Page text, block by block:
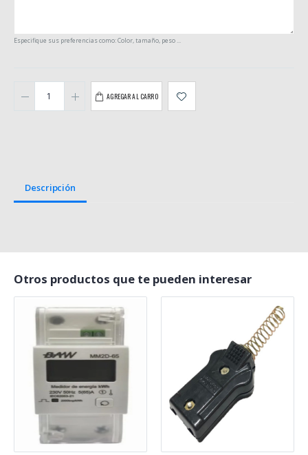
Especifique sus preferencias como: Color, tamaño, peso ...
AGREGAR AL CARRO
Descripción
Otros productos que te pueden interesar